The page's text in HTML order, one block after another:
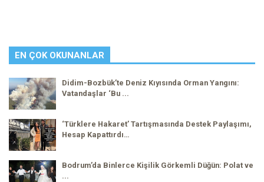
EN ÇOK OKUNANLAR
Didim-Bozbük’te Deniz Kıyısında Orman Yangını:
Vatandaşlar ‘Bu ...
‘Türklere Hakaret’ Tartışmasında Destek Paylaşımı,
Hesap Kapattırdı…
Bodrum’da Binlerce Kişilik Görkemli Düğün: Polat ve
...